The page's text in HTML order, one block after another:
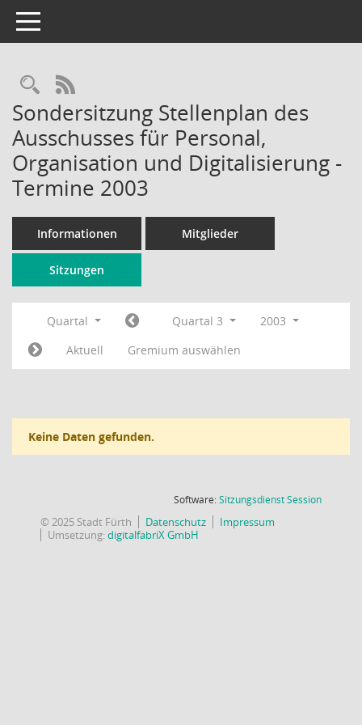
Toggle navigation
Rechercheauswahl
RSS-Feed
Sondersitzung Stellenplan des
Ausschusses für Personal,
Organisation und Digitalisierung -
Termine 2003
Informationen Mitglieder
Sitzungen
Quartal Quartal 3
2003
Aktuell
Gremium auswählen
Keine Daten gefunden.
Software:SitzungsdienstSession(Wird in
© 2025 Stadt Fürth Datenschutz
Impressum
Umsetzung:digitalfabriX GmbH